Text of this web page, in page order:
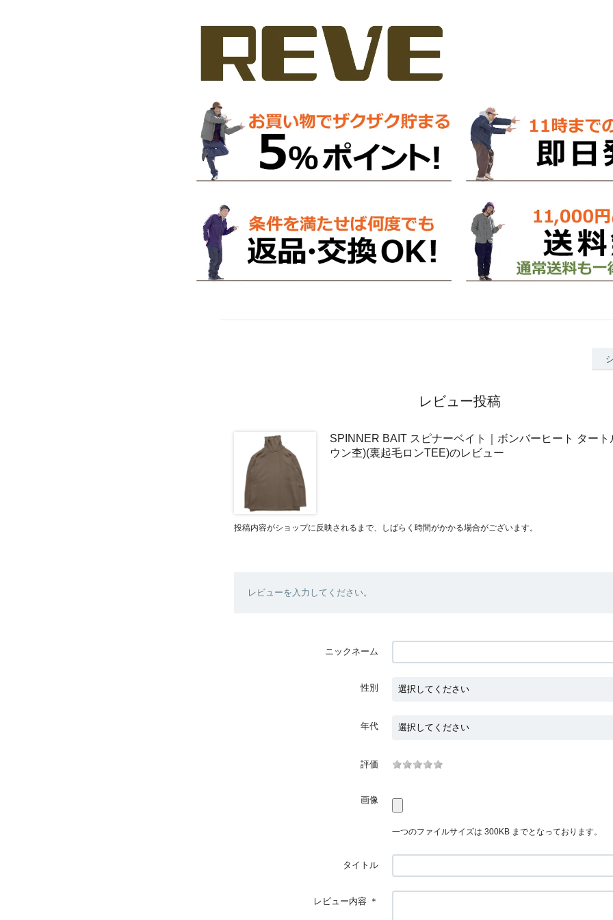
レビュー投稿
SPINNER BAIT スピナーベイト｜ボンバーヒート タート
ウン杢)(裏起毛ロンTEE)のレビュー
投稿内容がショップに反映されるまで、しばらく時間がかかる場合がございます。
レビューを入力してください。
ニックネーム
性別
年代
評価
画像
一つのファイルサイズは 300KB までとなっております。
タイトル
レビュー内容 ＊